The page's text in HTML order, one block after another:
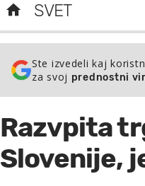
SVET
Ste izvedeli kaj
za svoj prednostni
Razvpita
Slovenije,